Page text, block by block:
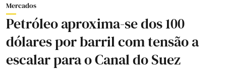
Mercados
Petróleo aproxima-se dos 100
dólares por barril com tensão a
escalar para o Canal do Suez